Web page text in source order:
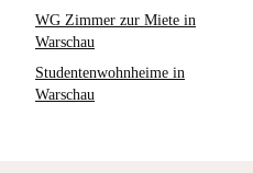
WG Zimmer zur Miete in
Warschau
Studentenwohnheime in
Warschau